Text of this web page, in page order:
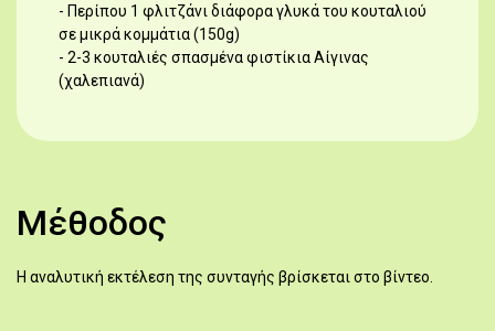
- Περίπου 1 φλιτζάνι διάφορα γλυκά του κουταλιού
σε μικρά κομμάτια (150g)
- 2-3 κουταλιές σπασμένα φιστίκια Αίγινας
(χαλεπιανά)
Μέθοδος
Η αναλυτική εκτέλεση της συνταγής βρίσκεται στο βίντεο.